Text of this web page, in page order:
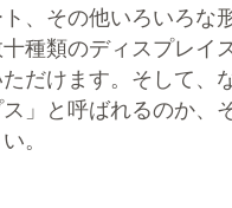
、その他いろいろな
種類のディスプレイ
だけます。そして、
」と呼ばれるのか、
。